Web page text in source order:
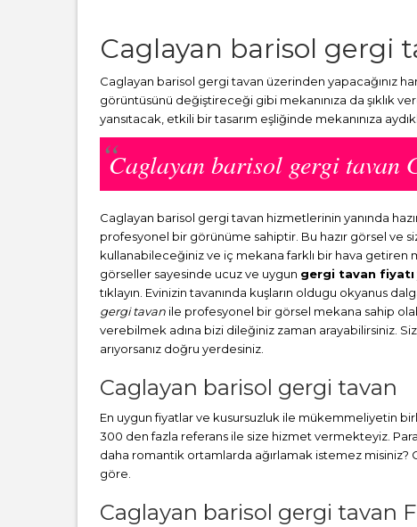
Caglayan barisol gergi
Caglayan barisol gergi tavan üzerinden yapacağınız
görüntüsünü değiştireceği gibi mekanınıza da şıklık
yansıtacak, etkili bir tasarım eşliğinde mekanınıza
Caglayan barisol gergi tavan
Caglayan barisol gergi tavan hizmetlerinin yanında
profesyonel bir görünüme sahiptir. Bu hazır görsel ve
kullanabileceğiniz ve iç mekana farklı bir hava getiren
görseller sayesinde ucuz ve uygun gergi tavan fiyatı
tıklayın. Evinizin tavanında kuşların oldugu okyanus
gergi tavan ile profesyonel bir görsel mekana sahip
verebilmek adına bizi dileğiniz zaman arayabilirsiniz.
arıyorsanız doğru yerdesiniz.
Caglayan barisol gergi tavan
En uygun fiyatlar ve kusursuzluk ile mükemmeliyetin
300 den fazla referans ile size hizmet vermekteyiz.
daha romantik ortamlarda ağırlamak istemez misiniz?
göre.
Caglayan barisol gergi tavan